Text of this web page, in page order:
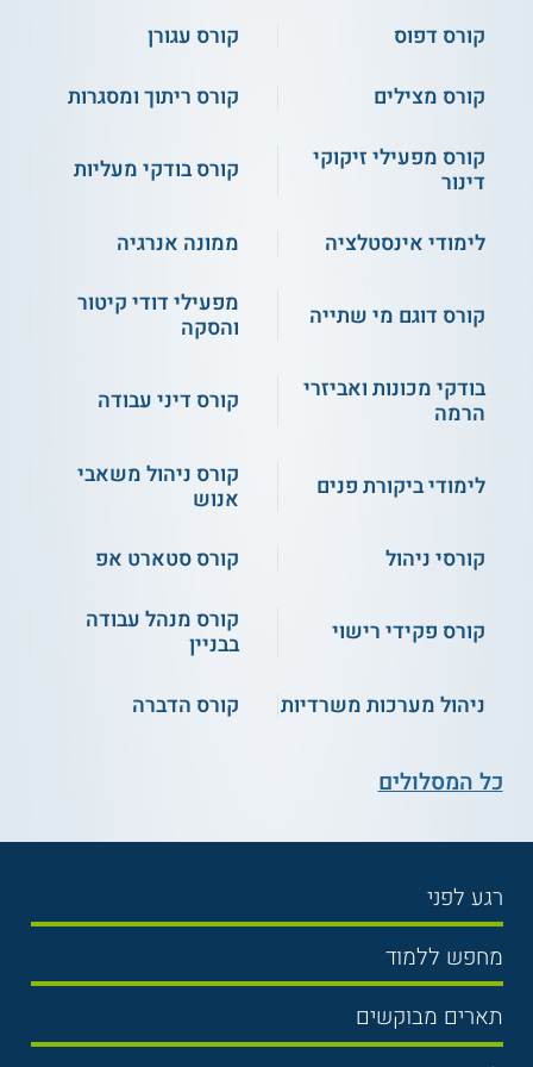
תעודה
הסמכה מטעם משרד הבריאות בתחום תברואת המים. כדי לקבל
וגם לעבור בהצלחה מבחן גמר שנערך על ידי המשרד.
מעת לעת. המידע המוצג כאן נכתב ונערך על ידי
הלימודים לא מתקיים קשר מכל סוג שהוא.
למידע נוסף לחצו:המכללה הטכנולוגית רופין -
המרכז להשתלמויות - לימודי תעודה והכשרות
מקצועיות
קורס דפוס
קורס עגורן
קורס מצילים
קורס ריתוך ומסגרות
קורס מפעילי זיקוקי
דינור
קורס בודקי מעליות
לימודי אינסטלציה ממונה אנרגיה
קורס דוגם מי שתייה
מפעילי דודי קיטור
והסקה
בודקי מכונות ואביזרי
הרמה
קורס דיני עבודה
לימודי ביקורת פנים
קורס ניהול משאבי
אנוש
קורסי ניהול
קורס סטארט אפ
קורס פקידי רישוי
קורס מנהל עבודה
בבניין
ניהול מערכות משרדיות
קורס הדברה
כל המסלולים
רגע לפני
בחירת לימודים
תנאי קבלה
שכר לימוד
מחפש ללמוד
תואר ראשון
תואר שני
תארים מבוקשים